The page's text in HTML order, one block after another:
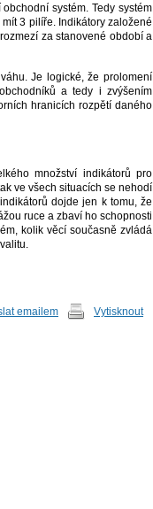
systém. Tedy systém
3 pilíře. Indikátory založené
za stanovené období a
Je logické, že prolomení
a tedy i zvýšením
hranicích rozpětí daného
množství indikátorů pro
ve všech situacích se nehodí
dojde jen k tomu, že
ruce a zbaví ho schopnosti
kolik věcí současně zvládá
emailem Vytisknout